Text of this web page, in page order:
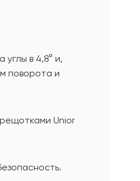
в 4,8° и,
поворота и
Unior